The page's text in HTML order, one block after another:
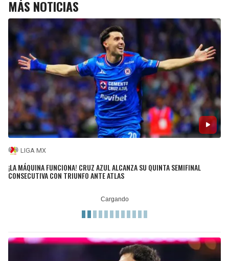
MÁS NOTICIAS
LIGA MX
¡LA MÁQUINA FUNCIONA! CRUZ AZUL ALCANZA SU QUINTA SEMIFINAL
CONSECUTIVA CON TRIUNFO ANTE ATLAS